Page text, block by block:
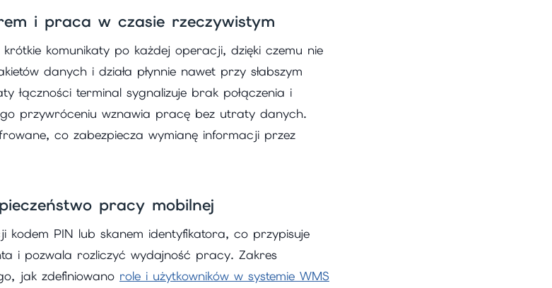
i praca w czasie rzeczywistym
komunikaty po każdej operacji, dzięki czemu nie
danych i działa płynnie nawet przy słabszym
łączności terminal sygnalizuje brak połączenia i
przywróceniu wznawia pracę bez utraty danych.
co zabezpiecza wymianę informacji przez
pracy mobilnej
kodem PIN lub skanem identyfikatora, co przypisuje
i pozwala rozliczyć wydajność pracy. Zakres
jak zdefiniowano role i użytkowników w systemie WMS